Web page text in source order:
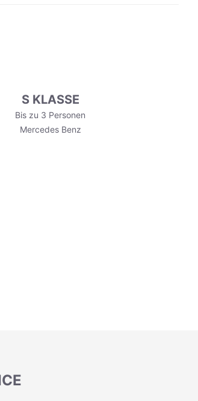
S KLASSE
Bis zu 3 Personen
Mercedes Benz